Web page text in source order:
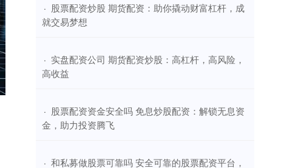
· ​股票配资炒股 期货配资：助你撬动财富杠杆，成
就交易梦想
· ​实盘配资公司 期货配资炒股：高杠杆，高风险，
高收益
· ​股票配资资金安全吗 免息炒股配资：解锁无息资
金，助力投资腾飞
· ​和私募做股票可靠吗 安全可靠的股票配资平台，